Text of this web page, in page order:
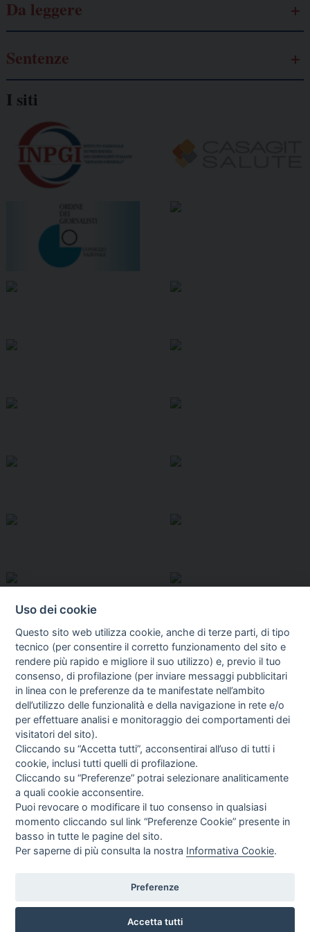
Da leggere
Sentenze
I siti
I libri Vedi tutti
Direttrice Responsabile: Alessandra Costante | Registrazione al Tribunale Civile
Uso dei cookie
Questo sito web utilizza cookie, anche di terze parti, di tipo
tecnico (per consentire il corretto funzionamento del sito e
rendere più rapido e migliore il suo utilizzo) e, previo il tuo
consenso, di profilazione (per inviare messaggi pubblicitari
in linea con le preferenze da te manifestate nell’ambito
dell’utilizzo delle funzionalità e della navigazione in rete e/o
per effettuare analisi e monitoraggio dei comportamenti dei
visitatori del sito).
Cliccando su “Accetta tutti”, acconsentirai all’uso di tutti i
cookie, inclusi tutti quelli di profilazione.
Cliccando su “Preferenze” potrai selezionare analiticamente
a quali cookie acconsentire.
Puoi revocare o modificare il tuo consenso in qualsiasi
momento cliccando sul link “Preferenze Cookie” presente in
basso in tutte le pagine del sito.
Per saperne di più consulta la nostra Informativa Cookie.
Preferenze
Accetta tutti